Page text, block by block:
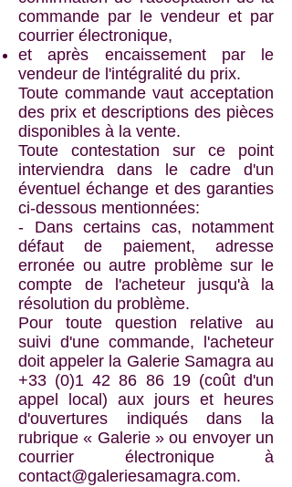
commande par le vendeur et par
courrier électronique,
et après encaissement par le
vendeur de l'intégralité du prix.
Toute commande vaut acceptation
des prix et descriptions des pièces
disponibles à la vente.
Toute contestation sur ce point
interviendra dans le cadre d'un
éventuel échange et des garanties
ci-dessous mentionnées:
- Dans certains cas, notamment
défaut de paiement, adresse
erronée ou autre problème sur le
compte de l'acheteur jusqu'à la
résolution du problème.
Pour toute question relative au
suivi d'une commande, l'acheteur
doit appeler la Galerie Samagra au
+33 (0)1 42 86 86 19(coût d'un
appel local) aux jours et heures
d'ouvertures indiqués dans la
rubrique « Galerie » ou envoyer un
courrier électronique à
contact@galeriesamagra.com.